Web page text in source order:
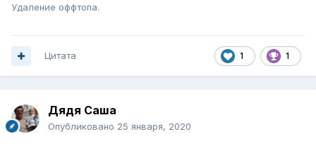
Удаление оффтопа.
1 1
Цитата
Дядя Саша
Опубликовано 25 января, 2020